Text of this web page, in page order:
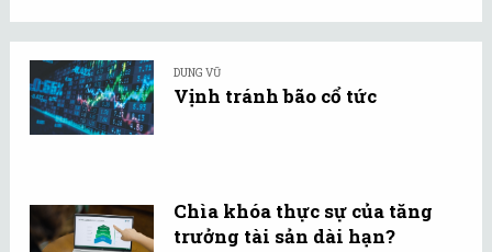
DUNG VŨ
Vịnh tránh bão cổ tức
Chìa khóa thực sự của tăng
trưởng tài sản dài hạn?